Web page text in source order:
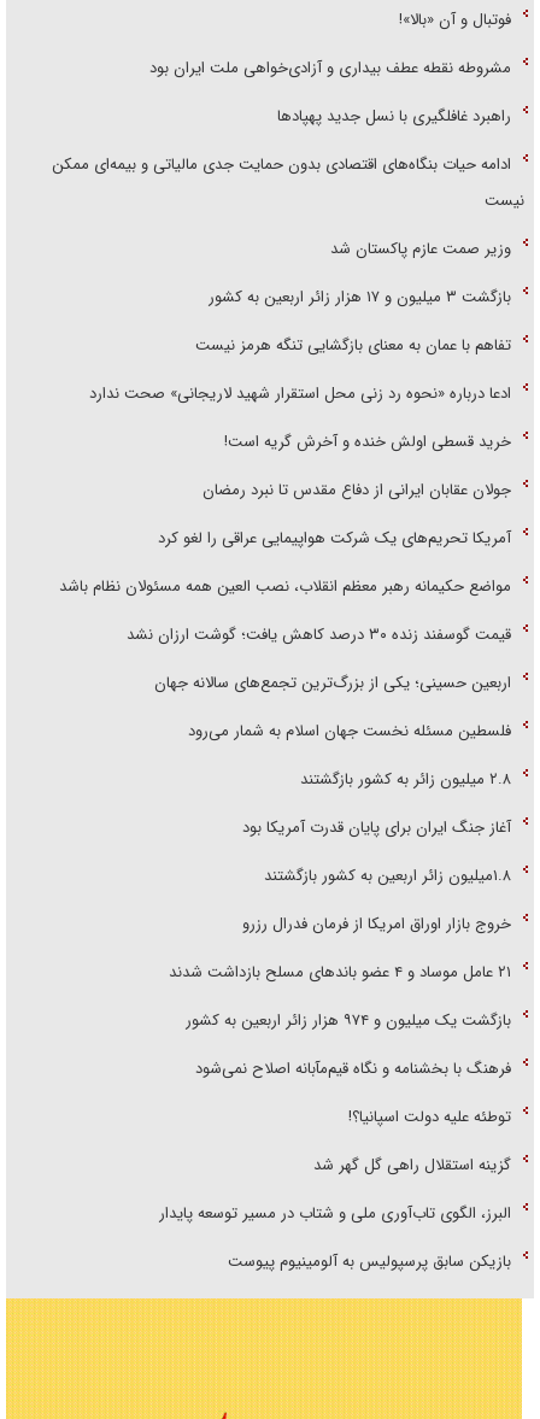
فوتبال و آن «بالا»!
مشروطه نقطه عطف بیداری و آزادی‌خواهی ملت ایران بود
راهبرد غافلگیری با نسل جدید پهپاد‌ها
ادامه حیات بنگاه‌های اقتصادی بدون حمایت جدی مالیاتی و بیمه‌ای ممکن
نیست
وزیر صمت عازم پاکستان شد
بازگشت ۳ میلیون و ۱۷ هزار زائر اربعین به کشور
تفاهم با عمان به معنای بازگشایی تنگه هرمز نیست
ادعا درباره «نحوه رد زنی محل استقرار شهید لاریجانی» صحت ندارد
خرید قسطی اولش خنده و آخرش گریه است!
جولان عقابان ایرانی از دفاع مقدس تا نبرد رمضان
آمریکا تحریم‌های یک شرکت هواپیمایی عراقی را لغو کرد
مواضع حکیمانه رهبر معظم انقلاب، نصب العین همه مسئولان نظام باشد
قیمت گوسفند زنده ۳۰ درصد کاهش یافت؛ گوشت ارزان نشد
اربعین حسینی؛ یکی از بزرگ‌ترین تجمع‌های سالانه جهان
فلسطین مسئله نخست جهان اسلام به شمار می‌رود
۲.۸ میلیون زائر به کشور بازگشتند
آغاز جنگ ایران برای پایان قدرت آمریکا بود
۱.۸میلیون زائر اربعین به کشور بازگشتند
خروج بازار اوراق امریکا از فرمان فدرال رزرو
۲۱ عامل موساد و ۴ عضو باند‌های مسلح بازداشت شدند
بازگشت یک میلیون و ۹۷۴ هزار زائر اربعین به کشور
فرهنگ با بخشنامه و نگاه قیم‌مآبانه اصلاح نمی‌شود
توطئه علیه دولت اسپانیا؟!
گزینه استقلال راهی گل گهر شد
البرز، الگوی تاب‌آوری ملی و شتاب در مسیر توسعه پایدار
بازیکن سابق پرسپولیس به آلومینیوم پیوست